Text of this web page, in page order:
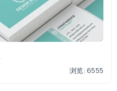
浏览: 6555